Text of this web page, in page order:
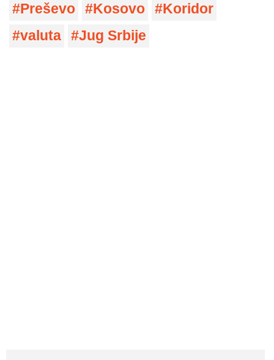
Preševo
Kosovo
Koridor
valuta
Jug Srbije